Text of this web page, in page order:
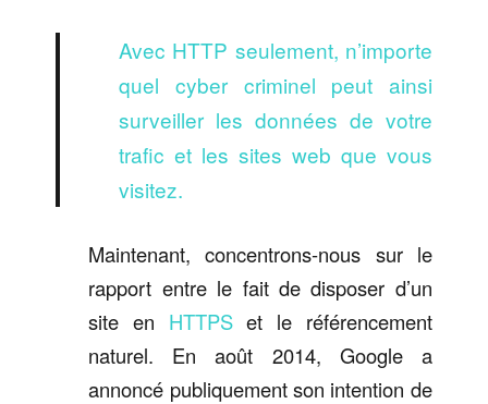
Avec HTTP seulement, n’importe
quel cyber criminel peut ainsi
surveiller les données de votre
trafic et les sites web que vous
visitez.
Maintenant, concentrons-nous sur le
rapport entre le fait de disposer d’un
site en HTTPSet le référencement
naturel. En août 2014, Google a
annoncé publiquement son intention de